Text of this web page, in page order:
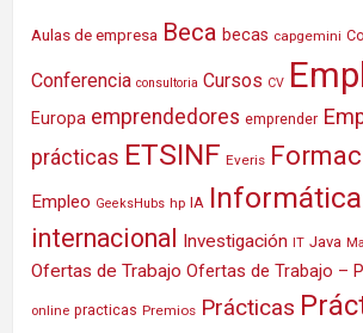
Aulas de empresa Beca becas capgemini
Conferencia consultoria Cursos CV
Europa emprendedores emprender
prácticas ETSINF Everis
Empleo GeeksHubs hp IA Informática
internacional Investigación IT Java
Ofertas de Trabajo Ofertas de Trabajo –
online practicas Premios Prácticas